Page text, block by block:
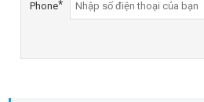
Phone*